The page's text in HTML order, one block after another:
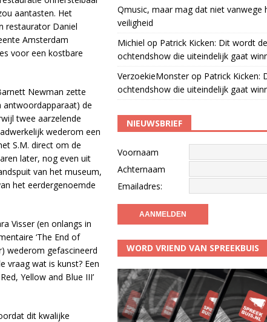
aantasten. Het
restaurator Daniel
Amsterdam
voor een kostbare
Newman zette
antwoordapparaat) de
twee aarzelende
wederom een
S.M. direct om de
later, nog even uit
van het museum,
het eerdergenoemde
Visser (en onlangs in
‘The End of
wederom gefascineerd
vraag wat is kunst? Een
Yellow and Blue III’
dit kwalijke
Qmusic, maar mag dat niet vanwege
veiligheid
Michiel op Patrick Kicken: Dit wordt de
ochtendshow die uiteindelijk gaat
VerzoekieMonsterop Patrick Kicken:
ochtendshow die uiteindelijk gaat
NIEUWSBRIEF
Voornaam
Achternaam
Emailadres:
WORD VRIEND VAN SPREEKBUIS